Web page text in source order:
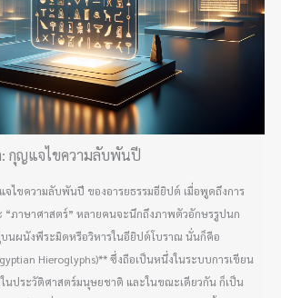
: กุญแจไขความลับพันปี
จไขความลับพันปี ของอารยธรรมอียิปต์ เมื่อพูดถึงการ
“ภาษาศาสตร์” หลายคนจะนึกถึงภาพตัวอักษรรูปนก
นผนังพีระมิดหรือวิหารในอียิปต์โบราณ นั่นก็คือ
Hieroglyphs)** ซึ่งถือเป็นหนึ่งในระบบการเขียน
นประวัติศาสตร์มนุษยชาติ และในขณะเดียวกัน ก็เป็น